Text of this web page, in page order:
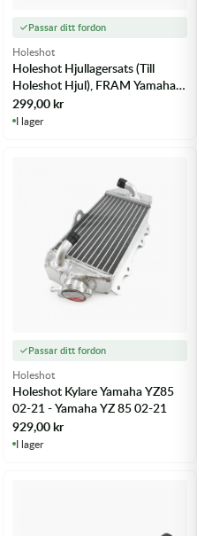
Passar ditt fordon
Holeshot
Holeshot Hjullagersats (Till
Holeshot Hjul), FRAM Yamaha
YZ80 90-01 - m.fl.
299,00kr
I lager
Passar ditt fordon
Holeshot
Holeshot Kylare Yamaha YZ85
02-21 - Yamaha YZ 85 02-21
929,00kr
I lager